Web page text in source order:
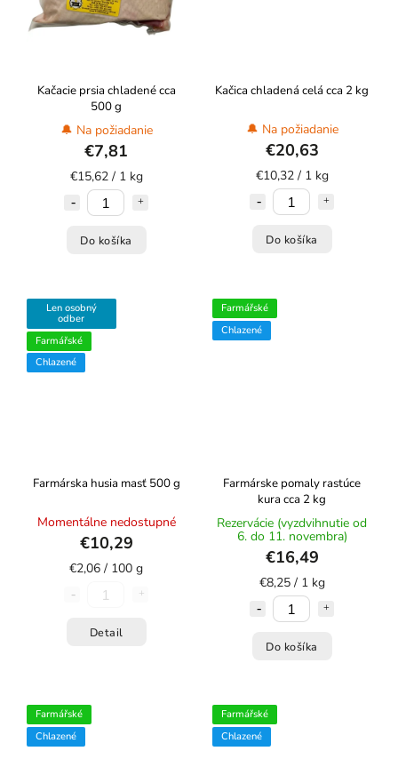
Kačacie prsia chladené cca
500 g
🔔 Na požiadanie
€7,81
€15,62 / 1 kg
Do košíka
Kačica chladená celá cca 2 kg
🔔 Na požiadanie
€20,63
€10,32 / 1 kg
Do košíka
Len osobný
odber
Farmářské
Chlazené
Farmárska husia masť 500 g
Momentálne nedostupné
€10,29
€2,06 / 100 g
Detail
Farmářské
Chlazené
Farmárske pomaly rastúce
kura cca 2 kg
Rezervácie (vyzdvihnutie od
6. do 11. novembra)
€16,49
€8,25 / 1 kg
Do košíka
Farmářské
Chlazené
Farmářské
Chlazené